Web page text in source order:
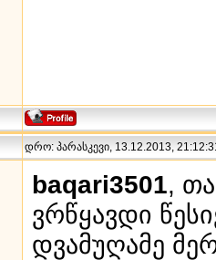
დრო: პარასკევი, 13.12.2013,
baqari3501,
ვრწყავდი
დვამუღამე